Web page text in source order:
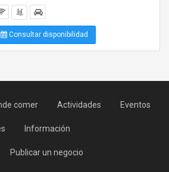
Consultar disponibilidad
comer Actividades Eventos
Información
Publicar un negocio